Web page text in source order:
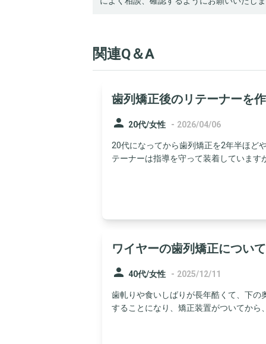
関連Q＆A
歯列矯正後のリテーナーを
person 20代/女性 - 2026/04/06
20代になってから歯列矯正を2年半ほど
テーナーは指導を守って装着しています
ワイヤーの歯列矯正について
person 40代/女性 - 2025/12/11
歯軋りや食いしばりが長年酷くて、下
することになり、矯正装置がついてから